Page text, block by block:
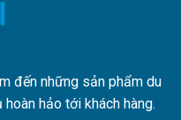
đến những sản phẩm du
hảo tới khách hàng.